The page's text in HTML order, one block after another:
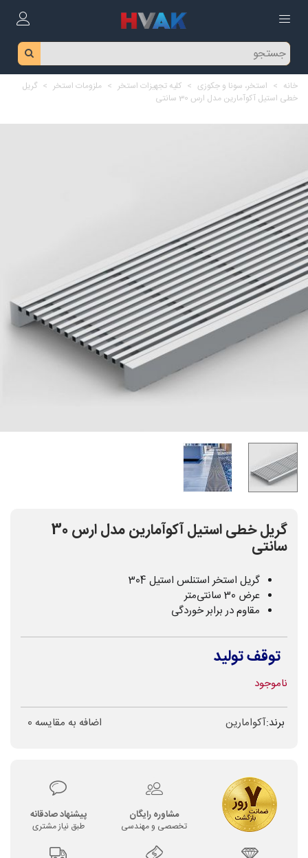
خانه > استخر، سونا و جکوزی > کلیه تجهیزات استخر > ملزومات استخر > گریل
خطی استیل آکوآمارین مدل ارس 30 سانتی
گریل خطی استیل آکوآمارین مدل ارس 30
سانتی
گریل استخر استنلس استیل 304
عرض 30 سانتی‌متر
مقاوم در برابر خوردگی
توقف تولید
ناموجود
برند:آکوامارین اضافه به مقایسه 0
مشاوره رایگان
تخصصی و مهندسی
پیشنهاد صادقانه
طبق نیاز مشتری